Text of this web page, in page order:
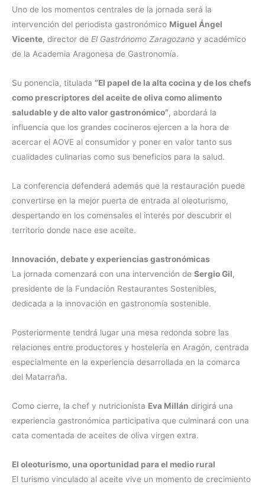
Uno de los momentos centrales de la jornada será la
intervención del periodista gastronómico Miguel Ángel
Vicente, director de El Gastrónomo Zaragozano y académico
de la Academia Aragonesa de Gastronomía.
Su ponencia, titulada “El papel de la alta cocina y de los chefs
como prescriptores del aceite de oliva como alimento
saludable y de alto valor gastronómico”, abordará la
influencia que los grandes cocineros ejercen a la hora de
acercar el AOVE al consumidor y poner en valor tanto sus
cualidades culinarias como sus beneficios para la salud.
La conferencia defenderá además que la restauración puede
convertirse en la mejor puerta de entrada al oleoturismo,
despertando en los comensales el interés por descubrir el
territorio donde nace ese aceite.
Innovación, debate y experiencias gastronómicas
La jornada comenzará con una intervención de Sergio Gil,
presidente de la Fundación Restaurantes Sostenibles,
dedicada a la innovación en gastronomía sostenible.
Posteriormente tendrá lugar una mesa redonda sobre las
relaciones entre productores y hostelería en Aragón, centrada
especialmente en la experiencia desarrollada en la comarca
del Matarraña.
Como cierre, la chef y nutricionista Eva Millán dirigirá una
experiencia gastronómica participativa que culminará con una
cata comentada de aceites de oliva virgen extra.
El oleoturismo, una oportunidad para el medio rural
El turismo vinculado al aceite vive un momento de crecimiento